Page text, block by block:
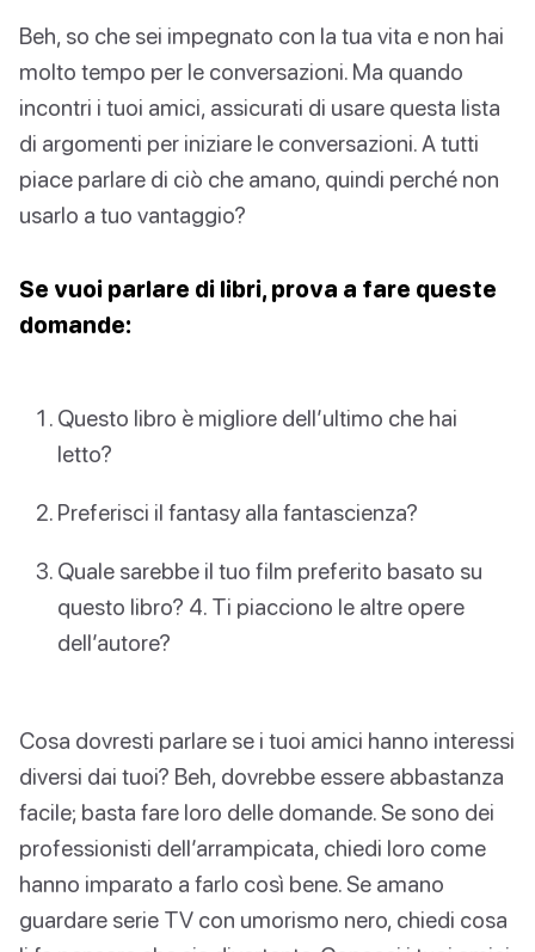
Beh, so che sei impegnato con la tua vita e non hai
molto tempo per le conversazioni. Ma quando
incontri i tuoi amici, assicurati di usare questa lista
di argomenti per iniziare le conversazioni. A tutti
piace parlare di ciò che amano, quindi perché non
usarlo a tuo vantaggio?
Se vuoi parlare di libri, prova a fare queste
domande:
Questo libro è migliore dell’ultimo che hai
letto?
Preferisci il fantasy alla fantascienza?
Quale sarebbe il tuo film preferito basato su
questo libro? 4. Ti piacciono le altre opere
dell’autore?
Cosa dovresti parlare se i tuoi amici hanno interessi
diversi dai tuoi? Beh, dovrebbe essere abbastanza
facile; basta fare loro delle domande. Se sono dei
professionisti dell’arrampicata, chiedi loro come
hanno imparato a farlo così bene. Se amano
guardare serie TV con umorismo nero, chiedi cosa